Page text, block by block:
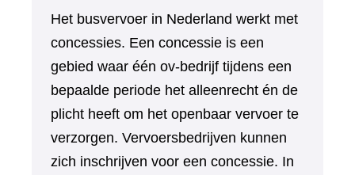
Het busvervoer in Nederland werkt met
concessies. Een concessie is een
gebied waar één ov-bedrijf tijdens een
bepaalde periode het alleenrecht én de
plicht heeft om het openbaar vervoer te
verzorgen. Vervoersbedrijven kunnen
zich inschrijven voor een concessie. In